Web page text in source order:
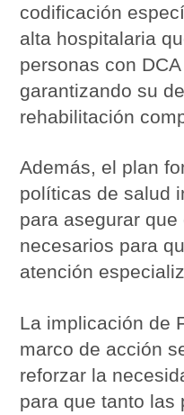
codificación
alta hospitalaria
personas con
garantizando su
rehabilitación
Además, el plan
políticas de salud
para asegurar
necesarios para
atención
La implicación de
marco de acción
reforzar la
para que tanto las